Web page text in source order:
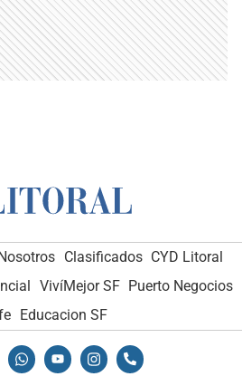
Clasificados CYD Litoral
VivíMejor SF Puerto Negocios
Educacion SF